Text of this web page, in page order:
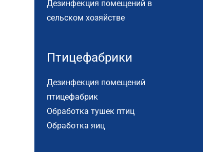
Дезинфекция помещений в
сельском хозяйстве
Птицефабрики
Дезинфекция помещений
птицефабрик
Обработка тушек птиц
Обработка яиц